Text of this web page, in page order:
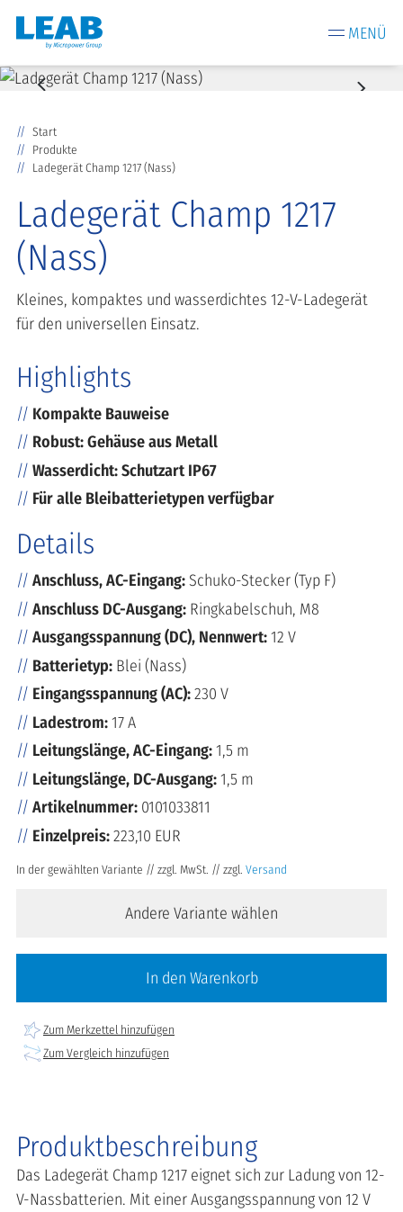
MENÜ
Start
Produkte
Ladegerät Champ 1217 (Nass)
Ladegerät Champ 1217
(Nass)
Kleines, kompaktes und wasserdichtes 12-V-Ladegerät
für den universellen Einsatz.
Highlights
Kompakte Bauweise
Robust: Gehäuse aus Metall
Wasserdicht: Schutzart IP67
Für alle Bleibatterietypen verfügbar
Details
Anschluss, AC-Eingang:Schuko-Stecker (Typ F)
Anschluss DC-Ausgang: Ringkabelschuh, M8
Ausgangsspannung (DC), Nennwert:12 V
Batterietyp: Blei (Nass)
Eingangsspannung (AC):230 V
Ladestrom:17 A
Leitungslänge, AC-Eingang:1,5 m
Leitungslänge, DC-Ausgang:1,5 m
Artikelnummer: 0101033811
Einzelpreis:223,10 EUR
In der gewählten Variante // zzgl. MwSt. // zzgl. Versand
Andere Variante wählen
In den Warenkorb
Zum Merkzettel hinzufügen
Zum Vergleich hinzufügen
Produktbeschreibung
Das Ladegerät Champ 1217 eignet sich zur Ladung von 12-
V-Nassbatterien. Mit einer Ausgangsspannung von 12 V